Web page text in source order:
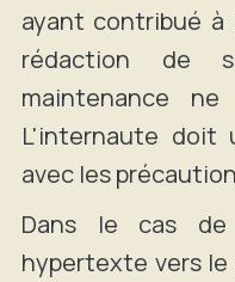
ayant contribué
rédaction de
maintenance
L'internaute doit
avec les
Dans le cas
hypertexte vers